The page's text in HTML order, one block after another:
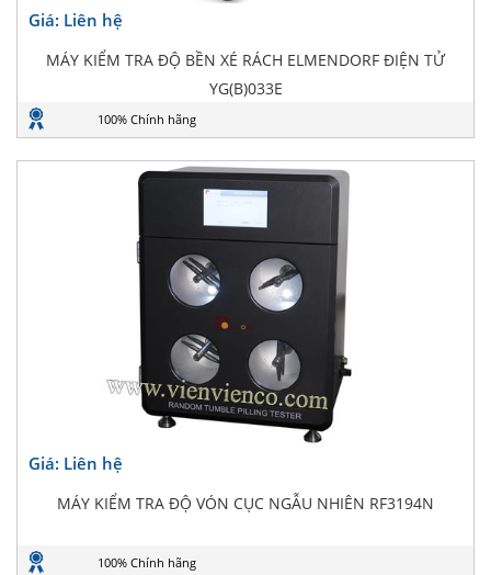
Giá: Liên hệ
MÁY KIỂM TRA ĐỘ BỀN XÉ RÁCH ELMENDORF ĐIỆN TỬ
YG(B)033E
100% Chính hãng
Giá: Liên hệ
MÁY KIỂM TRA ĐỘ VÓN CỤC NGẪU NHIÊN RF3194N
100% Chính hãng